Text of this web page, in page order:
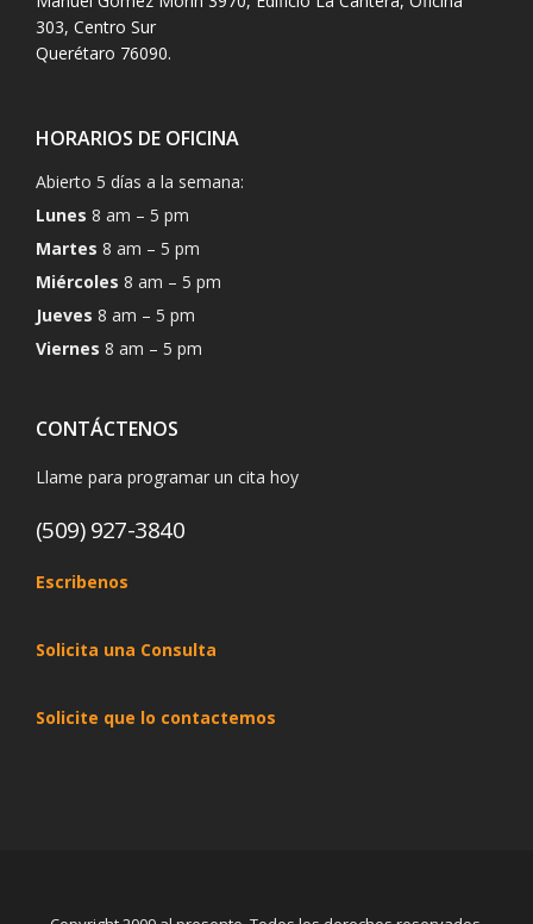
303, Centro Sur
Querétaro 76090.
HORARIOS DE OFICINA
Abierto 5 días a la semana:
Lunes 8 am – 5 pm
Martes 8 am – 5 pm
Miércoles 8 am – 5 pm
Jueves 8 am – 5 pm
Viernes 8 am – 5 pm
CONTÁCTENOS
Llame para programar un cita hoy
(509) 927-3840
Escribenos
Solicita una Consulta
Solicite que lo contactemos